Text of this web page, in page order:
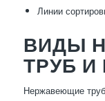
Линии
ВИДЫ
ТРУБ И
Нержавеющие